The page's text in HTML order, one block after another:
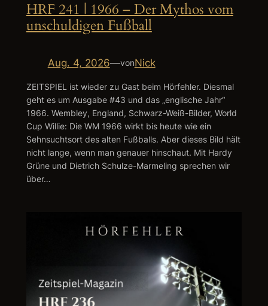
HRF 241 | 1966 – Der Mythos vom
unschuldigen Fußball
Aug. 4, 2026—vonNick
ZEITSPIEL ist wieder zu Gast beim Hörfehler. Diesmal
geht es um Ausgabe #43 und das „englische Jahr“
1966. Wembley, England, Schwarz-Weiß-Bilder, World
Cup Willie: Die WM 1966 wirkt bis heute wie ein
Sehnsuchtsort des alten Fußballs. Aber dieses Bild hält
nicht lange, wenn man genauer hinschaut. Mit Hardy
Grüne und Dietrich Schulze-Marmeling sprechen wir
über…